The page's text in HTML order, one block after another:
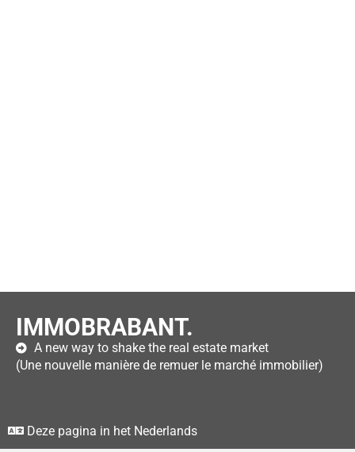
IMMOBRABANT.
A new way to shake the real estate market
(Une nouvelle manière de remuer le marché immobilier)
Deze pagina in het Nederlands